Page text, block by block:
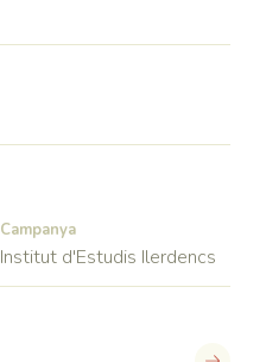
Campanya
Institut d'Estudis Ilerdencs